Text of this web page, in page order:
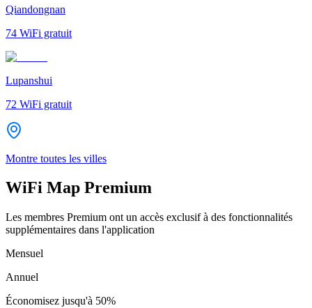
Qiandongnan
74 WiFi gratuit
Lupanshui
72 WiFi gratuit
Montre toutes les villes
WiFi Map Premium
Les membres Premium ont un accès exclusif à des fonctionnalités
supplémentaires dans l'application
Mensuel
Annuel
Économisez jusqu'à 50%